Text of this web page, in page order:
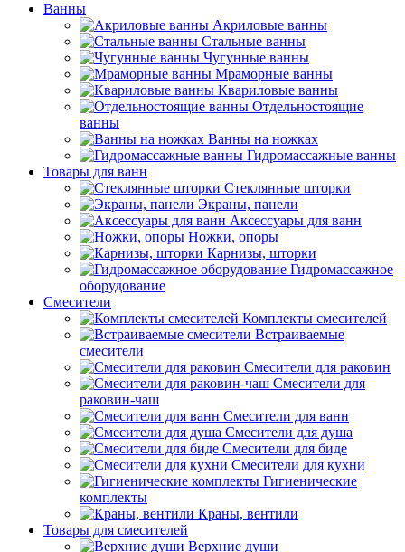
Ванны
Акриловые ванны
Стальные ванны
Чугунные ванны
Мраморные ванны
Квариловые ванны
Отдельностоящие
ванны
Ванны на ножках
Гидромассажные ванны
Товары для ванн
Стеклянные шторки
Экраны, панели
Аксессуары для ванн
Ножки, опоры
Карнизы, шторки
Гидромассажное
оборудование
Смесители
Комплекты смесителей
Встраиваемые
смесители
Смесители для раковин
Смесители для
раковин-чаш
Смесители для ванн
Смесители для душа
Смесители для биде
Смесители для кухни
Гигиенические
комплекты
Краны, вентили
Товары для смесителей
Верхние души